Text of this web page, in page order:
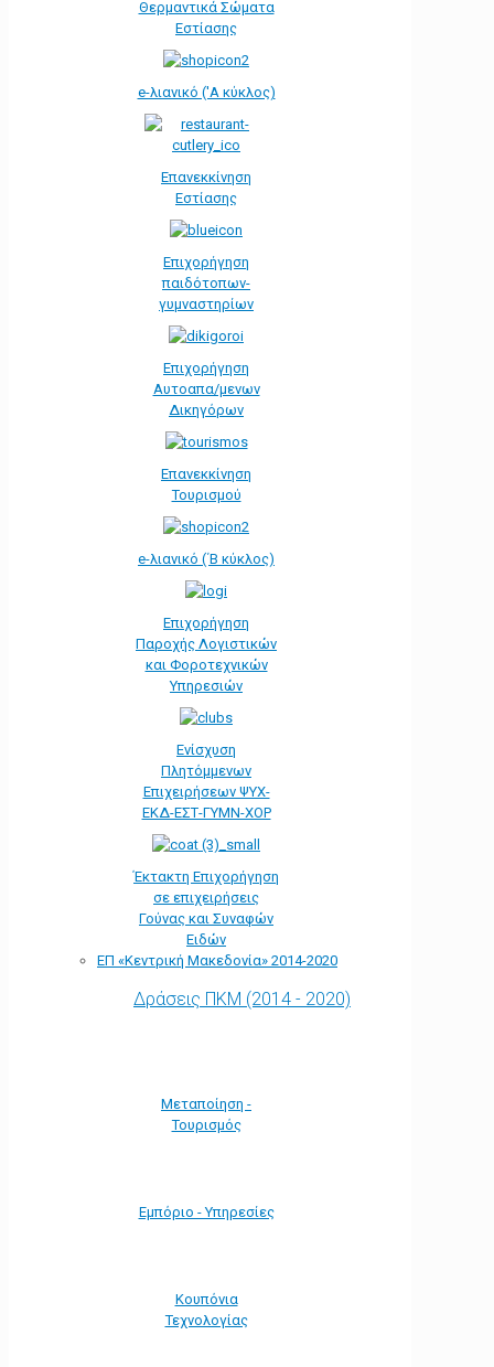
Θερμαντικά Σώματα
Εστίασης
e-λιανικό ('Α κύκλος)
Επανεκκίνηση
Εστίασης
Επιχορήγηση
παιδότοπων-
γυμναστηρίων
Επιχορήγηση
Αυτοαπα/μενων
Δικηγόρων
Επανεκκίνηση
Τουρισμού
e-λιανικό (΄Β κύκλος)
Επιχορήγηση
Παροχής Λογιστικών
και Φοροτεχνικών
Υπηρεσιών
Ενίσχυση
Πλητόμμενων
Επιχειρήσεων ΨΥΧ-
ΕΚΔ-ΕΣΤ-ΓΥΜΝ-ΧΟΡ
Έκτακτη Επιχορήγηση
σε επιχειρήσεις
Γούνας και Συναφών
Ειδών
ΕΠ «Kεντρική Μακεδονία» 2014-2020
Δράσεις ΠΚΜ (2014 - 2020)
Μεταποίηση -
Τουρισμός
Εμπόριο - Υπηρεσίες
Κουπόνια
Τεχνολογίας